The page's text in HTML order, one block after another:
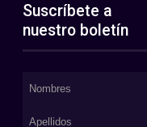
Suscríbete a
nuestro boletín